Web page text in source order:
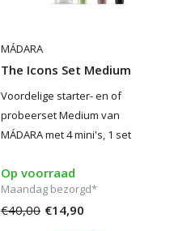
MÁDARA
The Icons Set Medium
Voordelige starter- en of
probeerset Medium van
MÁDARA met 4 mini's, 1 set
Op voorraad
Maandag bezorgd*
€40,00 €14,90